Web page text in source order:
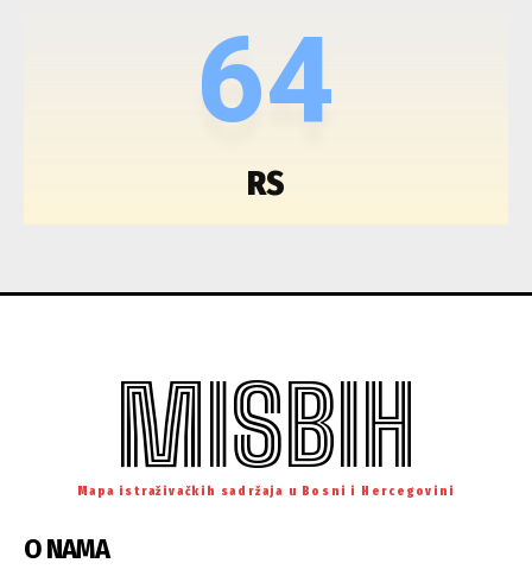
64
RS
MISBIH
Mapa istraživačkih sadržaja u Bosni i Hercegovini
O NAMA